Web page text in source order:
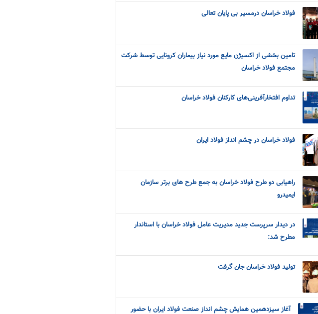
فولاد خراسان درمسیر بی پایان تعالی
تامین بخشی از اکسیژن مایع مورد نیاز بیماران کرونایی توسط شرکت
مجتمع فولاد خراسان
تداوم افتخارآفرینی‌های کارکنان فولاد خراسان
فولاد خراسان در چشم انداز فولاد ایران
راهیابی دو طرح فولاد خراسان به جمع طرح های برتر سازمان
ایمیدرو
در دیدار سرپرست جدید مدیریت عامل فولاد خراسان با استاندار
مطرح شد:
تولید فولاد خراسان جان گرفت
آغاز سیزدهمین همایش چشم انداز صنعت فولاد ایران با حضور